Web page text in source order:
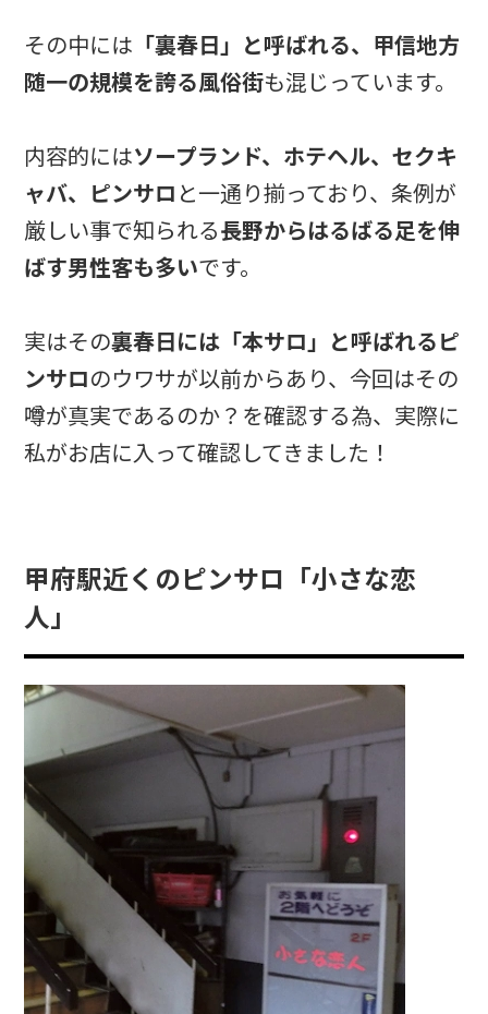
その中には 「裏春日」と呼ばれる、甲信地方
随一の規模を誇る風俗街も混じっています。
内容的にはソープランド、ホテヘル、セクキ
ャバ、ピンサロ と一通り揃っており、条例が
厳しい事で知られる長野からはるばる足を伸
ばす男性客も多いです。
実はその裏春日には「本サロ」と呼ばれるピ
ンサロのウワサが以前からあり、今回はその
噂が真実であるのか？を確認する為、実際に
私がお店に入って確認してきました！
甲府駅近くのピンサロ「小さな恋
人」